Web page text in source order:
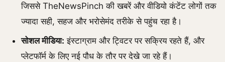
जिससे TheNewsPinch की खबरें और वीडियो कंटेंट लोगों तक
ज्यादा सही, सहज और भरोसेमंद तरीके से पहुंच रहा है।
सोशल मीडिया: इंस्टाग्राम और ट्विटर पर सक्रिय रहते हैं, और
प्लेटफॉर्म के लिए नई पौध के तौर पर देखे जा रहे हैं।